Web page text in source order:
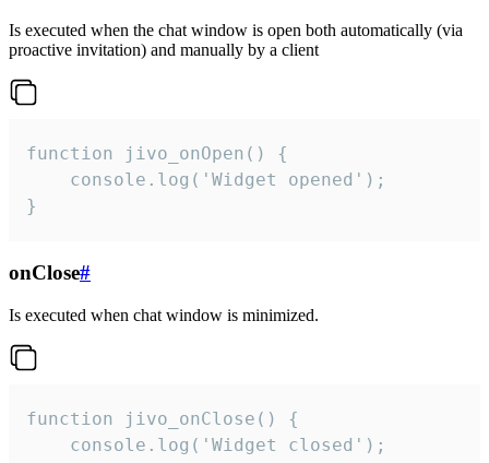
Is executed when the chat window is open both automatically (via
proactive invitation) and manually by a client
function jivo_onOpen() {
    console.log('Widget opened');
}
onClose#
Is executed when chat window is minimized.
function jivo_onClose() {
    console.log('Widget closed');